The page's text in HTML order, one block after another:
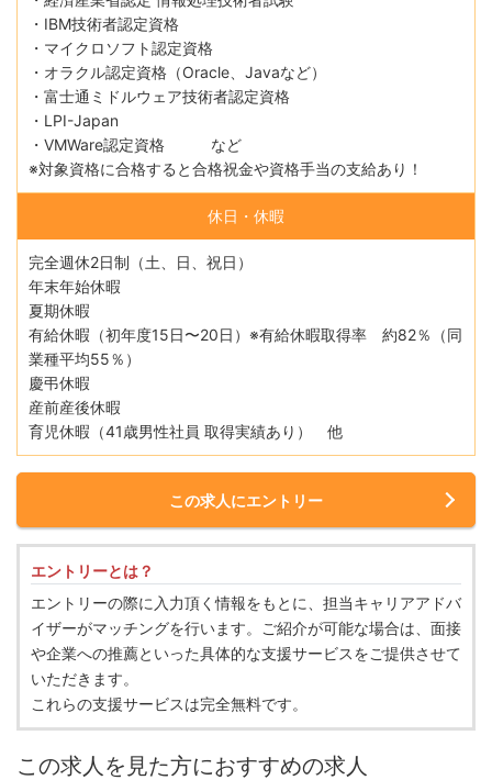
・IBM技術者認定資格
・マイクロソフト認定資格
・オラクル認定資格（Oracle、Javaなど）
・富士通ミドルウェア技術者認定資格
・LPI-Japan
・VMWare認定資格 など
※対象資格に合格すると合格祝金や資格手当の支給あり！
休日・休暇
完全週休2日制（土、日、祝日）
年末年始休暇
夏期休暇
有給休暇（初年度15日〜20日）※有給休暇取得率 約82％（同
業種平均55％）
慶弔休暇
産前産後休暇
育児休暇（41歳男性社員 取得実績あり） 他
この求人にエントリー
エントリーとは？
エントリーの際に入力頂く情報をもとに、担当キャリアアドバ
イザーがマッチングを行います。ご紹介が可能な場合は、面接
や企業への推薦といった具体的な支援サービスをご提供させて
いただきます。
これらの支援サービスは完全無料です。
この求人を見た方におすすめの求人